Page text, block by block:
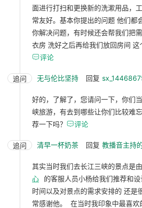
面进行打扫和更换新的洗漱用品，
常友好。基本你提出的问题 他们都
你解决问题，有时候还会帮我们把
衣房 洗好之后再给我们放回房间
评论
追问 无与伦比坚持 回复
好的，了解了，您请问一下，你们
峡旅游，有去到哪些让你们比较难
荐一下吗？ 评论
追问 清早一杯奶茶 回复 教播音主持
其实当时我们去长江三峡的景点是由
心
的客服人员小杨给我们推荐和
时间以及对景点的需求安排的 还是
常感谢他。 在当时我印象中最喜欢